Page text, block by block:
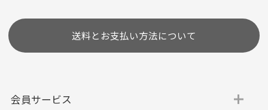
送料とお支払い方法について
会員サービス